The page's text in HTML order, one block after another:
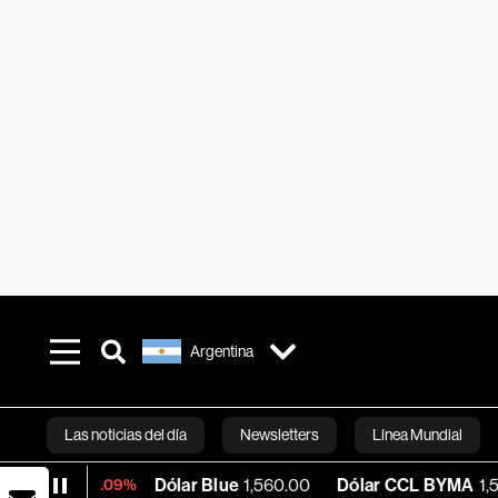
Argentina
Las noticias del día Newsletters Línea Mundial
Bloomberg
Dólar Blue 1,560.00 Dólar CCL BYMA 1,574.55